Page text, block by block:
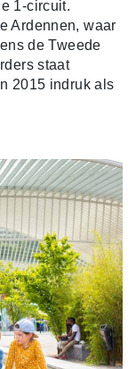
1-circuit.
Ardennen, waar
de Tweede
staat
2015 indruk als